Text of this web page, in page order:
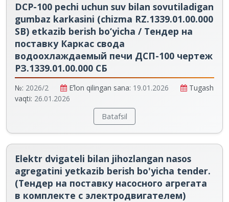
DСP-100 pechi uchun suv bilan sovutiladigan
gumbaz karkasini (chizma RZ.1339.01.00.000
SB) etkazib berish bo‘yicha / Тендер на
поставку Каркас свода
водоохлаждаемый печи ДСП-100 чертеж
РЗ.1339.01.00.000 СБ
№: 2026/2 Eʼlon qilingan sana: 19.01.2026
Tugash
vaqti: 26.01.2026
Batafsil
Elektr dvigateli bilan jihozlangan nasos
agregatini yetkazib berish bo'yicha tender.
(Тендер на поставку насосного агрегата
в комплекте с электродвигателем)